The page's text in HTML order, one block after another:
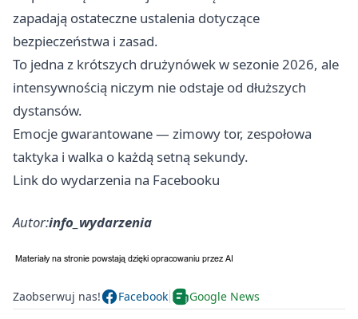
zapadają ostateczne ustalenia dotyczące
bezpieczeństwa i zasad.
To jedna z krótszych drużynówek w sezonie 2026, ale
intensywnością niczym nie odstaje od dłuższych
dystansów.
Emocje gwarantowane — zimowy tor, zespołowa
taktyka i walka o każdą setną sekundy.
Link do wydarzenia na Facebooku
Autor:info_wydarzenia
Zaobserwuj nas! Facebook Google News